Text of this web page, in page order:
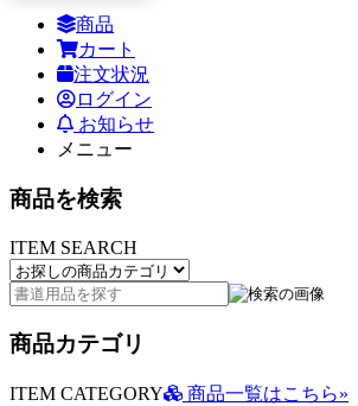
商品
カート
注文状況
ログイン
お知らせ
メニュー
商品を検索
ITEM SEARCH
商品カテゴリ
ITEM CATEGORY
商品一覧はこちら»